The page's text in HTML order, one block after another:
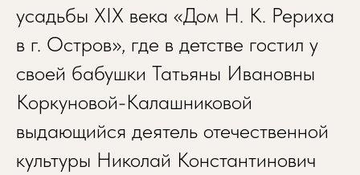
усадьбы XIX века «Дом Н. К. Рериха
в г. Остров», где в детстве гостил у
своей бабушки Татьяны Ивановны
Коркуновой-Калашниковой
выдающийся деятель отечественной
культуры Николай Константинович